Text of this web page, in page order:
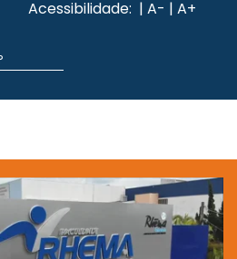
Acessibilidade: | A- | A+